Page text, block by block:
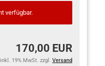
verfügbar.
170,00 EUR
inkl. 19% MwSt. zzgl. Versand